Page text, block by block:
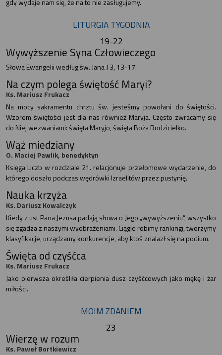
gdy wydaje nam się, że na to nie zasługujemy.
LITURGIA TYGODNIA
19-22
Wywyższenie Syna Człowieczego
Słowa Ewangelii według św. Jana J 3, 13-17.
Na czym polega świętość Maryi?
Ks. Mariusz Frukacz
Na mocy sakramentu chrztu św. jesteśmy powołani do świętości.
Wzorem świętości jest dla nas również Maryja. Często zwracamy się
do Niej wezwaniami: święta Maryjo, święta Boża Rodzicielko.
Wąż miedziany
O. Maciej Pawlik, benedyktyn
Księga Liczb w rozdziale 21. relacjonuje przełomowe wydarzenie, do
którego doszło podczas wędrówki Izraelitów przez pustynię.
Nauka krzyża
Ks. Dariusz Kowalczyk
Kiedy z ust Pana Jezusa padają słowa o Jego „wywyższeniu”, wszystko
się zgadza z naszymi wyobrażeniami. Ciągle robimy rankingi, tworzymy
klasyfikacje, urządzamy konkurencje, aby ktoś znalazł się na podium.
Święta od czyśćca
Ks. Mariusz Frukacz
Jako pierwsza określiła cierpienia dusz czyśćcowych jako mękę i żar
miłości.
MOIM ZDANIEM
23
Wierzę w rozum
Ks. Paweł Bortkiewicz